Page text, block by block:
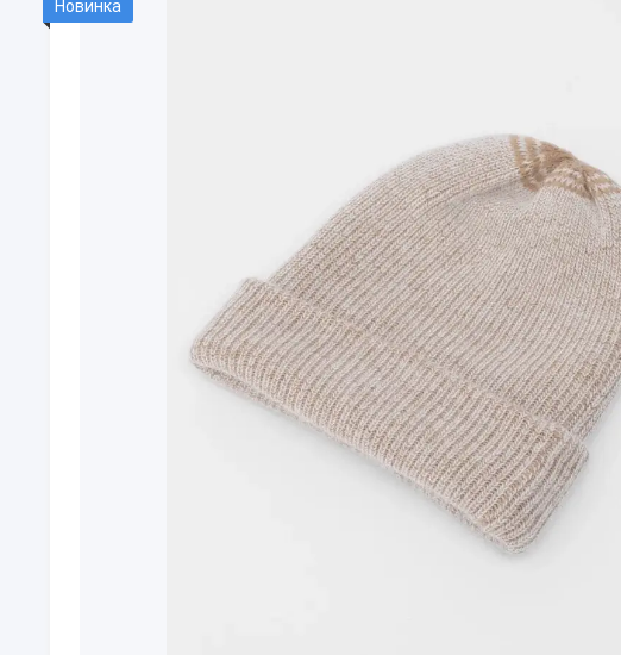
Новинка